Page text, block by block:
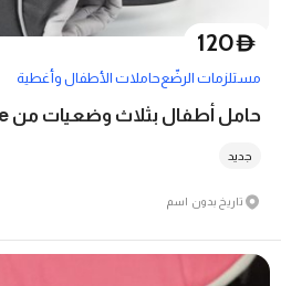
D
120
مستلزمات الرضّعحاملات الأطفال وأغطية
حامل أطفال بثلاث وضعيات من Mothercare
جديد
تاريخ بدون اسم